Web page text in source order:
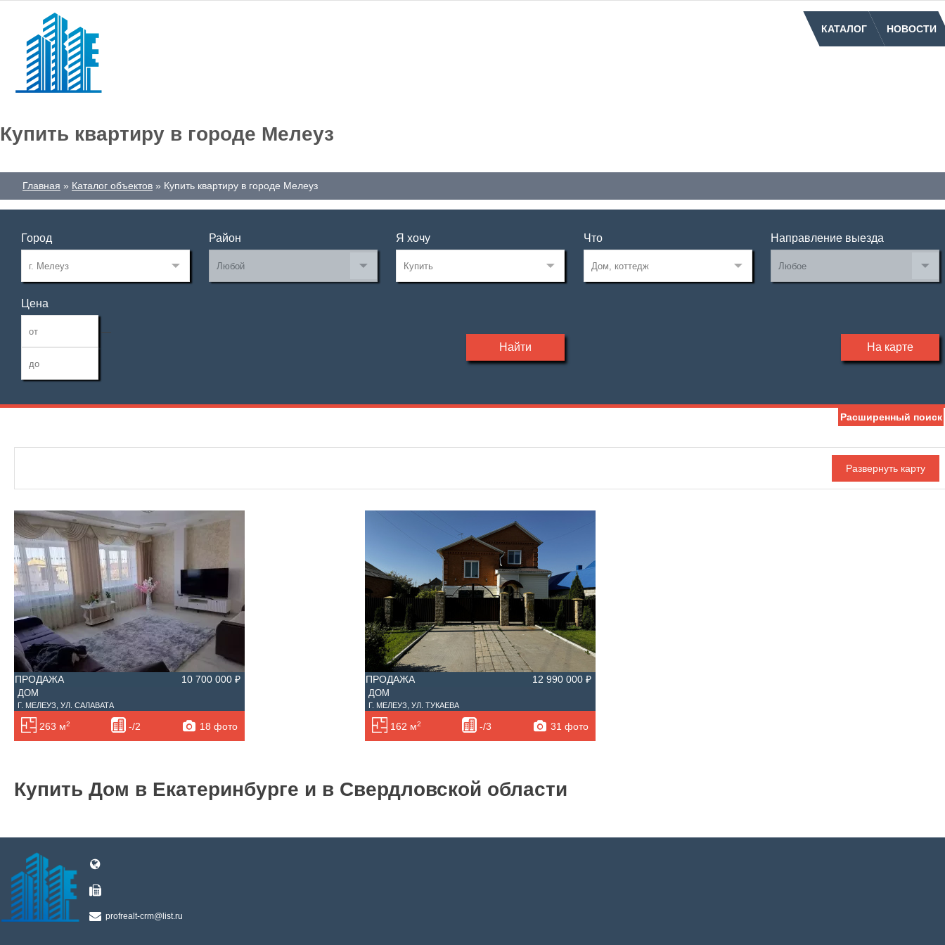
КАТАЛОГ НОВОСТИ
Купить квартиру в городе Мелеуз
Главная Каталог объектов Купить квартиру в городе Мелеуз
Город Район Я хочу Что Направление выезда
Цена
—
Найти На карте
—
—
Обмен
Расширенный поиск
ПРОДАЖА 10 700 000 ₽
ДОМ
Г. МЕЛЕУЗ, УЛ. САЛАВАТА
263 м2 -/2 18 фото
ПРОДАЖА 12 990 000 ₽
ДОМ
Г. МЕЛЕУЗ, УЛ. ТУКАЕВА
162 м2 -/3 31 фото
Купить Дом в Екатеринбурге и в Свердловской области
profrealt-crm@list.ru